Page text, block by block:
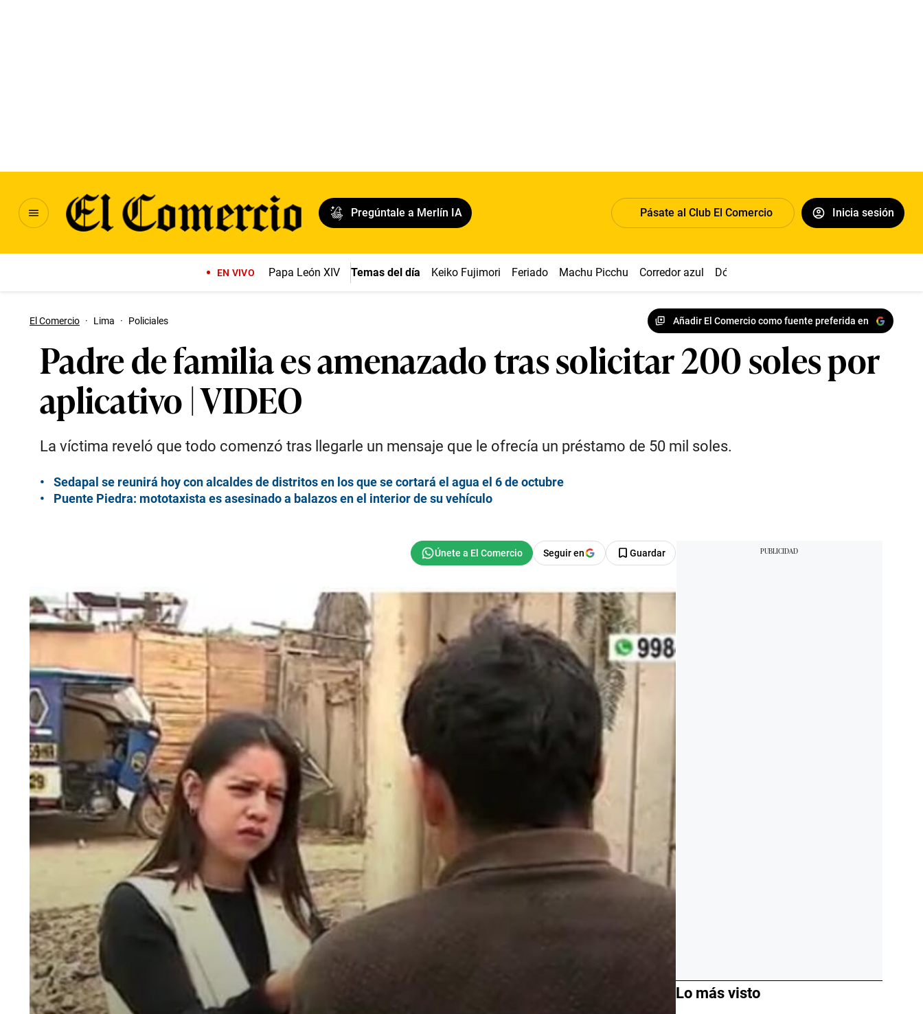
Pregúntale a Merlín IA Pásate al Club El Comercio Inicia sesión
EN VIVO Papa León XIV Temas del día Keiko Fujimori Feriado Machu Picchu Corredor azul Dólar
El Comercio · Lima · Policiales Añadir El Comercio como fuente preferida en
Padre de familia es amenazado tras solicitar 200 soles por
aplicativo | VIDEO
La víctima reveló que todo comenzó tras llegarle un mensaje que le ofrecía un préstamo de 50 mil soles.
Sedapal se reunirá hoy con alcaldes de distritos en los que se cortará el agua el 6 de octubre
Puente Piedra: mototaxista es asesinado a balazos en el interior de su vehículo
Seguir en Guardar
Lo más visto